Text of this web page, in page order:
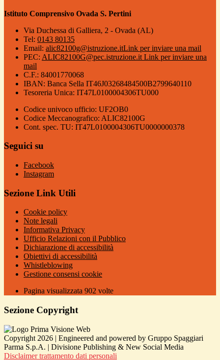
Istituto Comprensivo Ovada S. Pertini
Via Duchessa di Galliera, 2 - Ovada (AL)
Tel: 0143 80135
Email: alic82100g@istruzione.itLink per inviare una mail
PEC: ALIC82100G@pec.istruzione.it Link per inviare una
mail
C.F.: 84001770068
IBAN: Banca Sella IT46J03268484500B2799640110
Tesoreria Unica: IT47L0100004306TU000
Codice univoco ufficio: UF2OB0
Codice Meccanografico: ALIC82100G
Cont. spec. TU: IT47L0100004306TU0000000378
Seguici su
Facebook
Instagram
Sezione Link Utili
Cookie policy
Note legali
Informativa Privacy
Ufficio Relazioni con il Pubblico
Dichiarazione di accessibilità
Obiettivi di accessibilità
Whistleblowing
Gestione consensi cookie
Pagina visualizzata 902 volte
Sezione Copyright
Copyright 2026 | Engineered and powered by Gruppo Spaggiari
Parma S.p.A. | Divisione Publishing & New Social Media
Disclaimer trattamento dati personali